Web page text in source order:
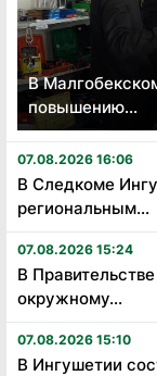
В
повышению...
07.08.2026 16:06
В Следкоме
региональным...
07.08.2026 15:24
В
окружному...
07.08.2026 15:10
В Ингушетии